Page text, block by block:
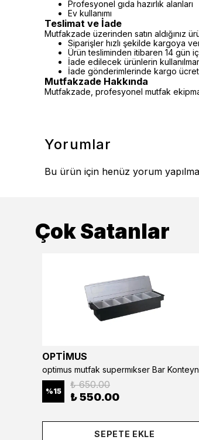
Profesyonel gıda hazırlık alanları
Ev kullanımı
Teslimat ve İade
Mutfakzade üzerinden satın aldığınız
Siparişler hızlı şekilde kargoya
Ürün tesliminden itibaren 14 gün
İade edilecek ürünlerin
İade gönderimlerinde kargo ücreti
Mutfakzade Hakkında
Mutfakzade, profesyonel mutfak
Yorumlar
Bu ürün için henüz yorum
Çok Satanlar
OPTİMUS
%15
₺ 650.00
₺ 550.00
SEPETE EKLE